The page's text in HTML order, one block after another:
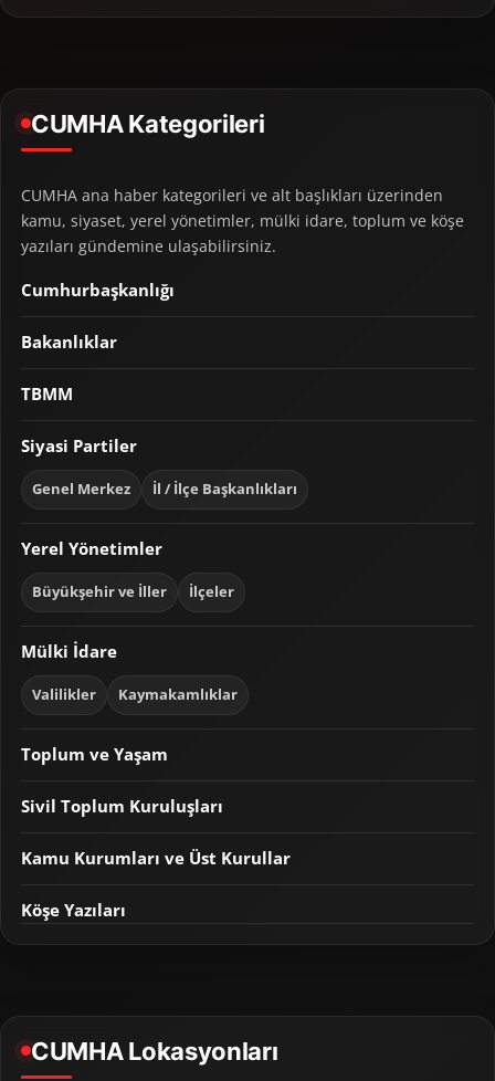
CUMHA Kategorileri
CUMHA ana haber kategorileri ve alt başlıkları üzerinden
kamu, siyaset, yerel yönetimler, mülki idare, toplum ve köşe
yazıları gündemine ulaşabilirsiniz.
Cumhurbaşkanlığı
Bakanlıklar
TBMM
Siyasi Partiler
Genel Merkez İl / İlçe Başkanlıkları
Yerel Yönetimler
Büyükşehir ve İller İlçeler
Mülki İdare
Valilikler Kaymakamlıklar
Toplum ve Yaşam
Sivil Toplum Kuruluşları
Kamu Kurumları ve Üst Kurullar
Köşe Yazıları
CUMHA Lokasyonları